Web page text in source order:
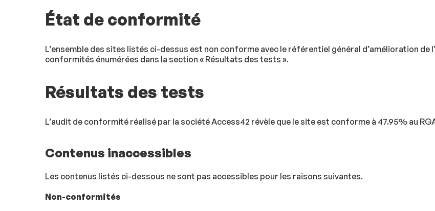
État de conformité
L’ensemble des sites listés ci-dessus est non conforme avec le référentiel général d’amélioration de
conformités énumérées dans la section « Résultats des tests ».
Résultats des tests
L’audit de conformité réalisé par la société Access42 révèle que le site est conforme à 47.95% au
Contenus inaccessibles
Les contenus listés ci-dessous ne sont pas accessibles pour les raisons suivantes.
Non-conformités